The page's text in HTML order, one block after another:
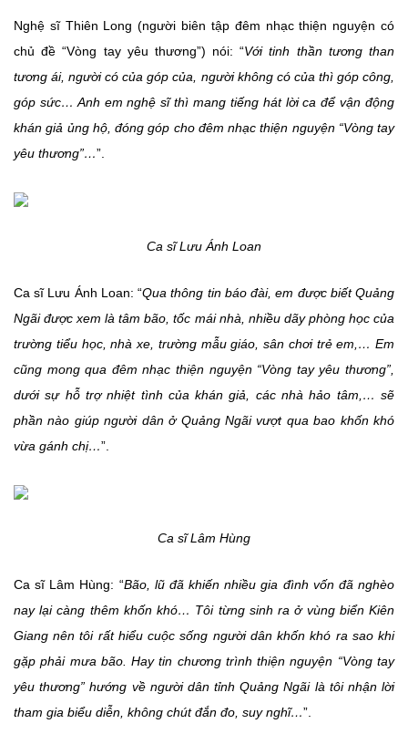
Nghệ sĩ Thiên Long (người biên tập đêm nhạc thiện nguyện có
chủ đề “Vòng tay yêu thương”) nói: “Với tinh thần tương than
tương ái, người có của góp của, người không có của thì góp công,
góp sức… Anh em nghệ sĩ thì mang tiếng hát lời ca để vận động
khán giả ủng hộ, đóng góp cho đêm nhạc thiện nguyện “Vòng tay
yêu thương”…”.
Ca sĩ Lưu Ánh Loan
Ca sĩ Lưu Ánh Loan: “Qua thông tin báo đài, em được biết Quảng
Ngãi được xem là tâm bão, tốc mái nhà, nhiều dãy phòng học của
trường tiểu học, nhà xe, trường mẫu giáo, sân chơi trẻ em,… Em
cũng mong qua đêm nhạc thiện nguyện “Vòng tay yêu thương”,
dưới sự hỗ trợ nhiệt tình của khán giả, các nhà hảo tâm,… sẽ
phần nào giúp người dân ở Quảng Ngãi vượt qua bao khốn khó
vừa gánh chị…”.
Ca sĩ Lâm Hùng
Ca sĩ Lâm Hùng: “Bão, lũ đã khiến nhiều gia đình vốn đã nghèo
nay lại càng thêm khốn khó… Tôi từng sinh ra ở vùng biển Kiên
Giang nên tôi rất hiểu cuộc sống người dân khốn khó ra sao khi
gặp phải mưa bão. Hay tin chương trình thiện nguyện “Vòng tay
yêu thương” hướng về người dân tỉnh Quảng Ngãi là tôi nhận lời
tham gia biểu diễn, không chút đắn đo, suy nghĩ…”.